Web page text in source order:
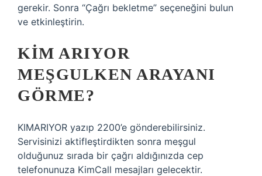
gerekir. Sonra “Çağrı bekletme” seçeneğini bulun
ve etkinleştirin.
KIM ARIYOR
MEŞGULKEN ARAYANI
GÖRME?
KIMARIYOR yazıp 2200’e gönderebilirsiniz.
Servisinizi aktifleştirdikten sonra meşgul
olduğunuz sırada bir çağrı aldığınızda cep
telefonunuza KimCall mesajları gelecektir.